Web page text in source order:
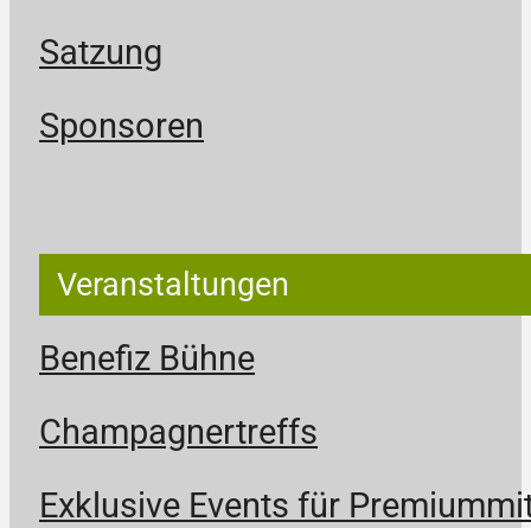
Satzung
Sponsoren
Veranstaltungen
Benefiz Bühne
Champagnertreffs
Exklusive Events für